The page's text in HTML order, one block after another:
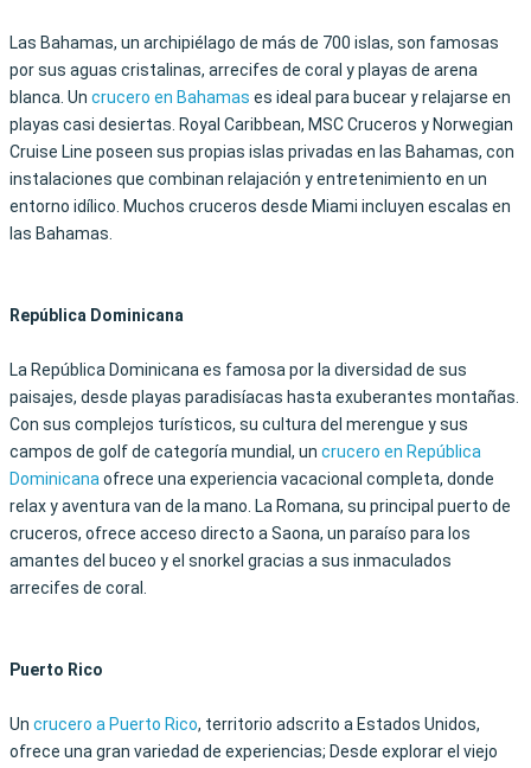
Las Bahamas, un archipiélago de más de 700 islas, son famosas
por sus aguas cristalinas, arrecifes de coral y playas de arena
blanca. Un crucero en Bahamas es ideal para bucear y relajarse en
playas casi desiertas. Royal Caribbean, MSC Cruceros y Norwegian
Cruise Line poseen sus propias islas privadas en las Bahamas, con
instalaciones que combinan relajación y entretenimiento en un
entorno idílico. Muchos cruceros desde Miami incluyen escalas en
las Bahamas.
República Dominicana
La República Dominicana es famosa por la diversidad de sus
paisajes, desde playas paradisíacas hasta exuberantes montañas.
Con sus complejos turísticos, su cultura del merengue y sus
campos de golf de categoría mundial, un crucero en República
Dominicanaofrece una experiencia vacacional completa, donde
relax y aventura van de la mano. La Romana, su principal puerto de
cruceros, ofrece acceso directo a Saona, un paraíso para los
amantes del buceo y el snorkel gracias a sus inmaculados
arrecifes de coral.
Puerto Rico
Un crucero a Puerto Rico, territorio adscrito a Estados Unidos,
ofrece una gran variedad de experiencias; Desde explorar el viejo